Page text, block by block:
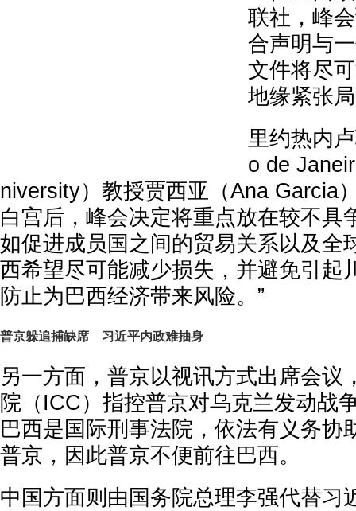
联社，峰
合声明与
文件将尽
地缘紧张
里约热内
o de
niversity）教授贾西亚（Ana Garcia
白宫后，峰会决定将重点放在较不具
如促进成员国之间的贸易关系以及全
西希望尽可能减少损失，并避免引起
防止为巴西经济带来风险。”
普京躲追捕缺席 习近平内政难抽身
另一方面，普京以视讯方式出席会议
院（ICC）指控普京对乌克兰发动战
巴西是国际刑事法院，依法有义务协
普京，因此普京不便前往巴西。
中国方面则由国务院总理李强代替习